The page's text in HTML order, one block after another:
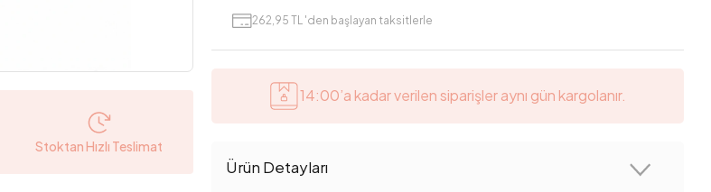
Stoktan Hızlı Teslimat
262,95 TL 'den başlayan taksitlerle
14:00’a kadar verilen siparişler aynı gün kargolanır.
Ürün Detayları